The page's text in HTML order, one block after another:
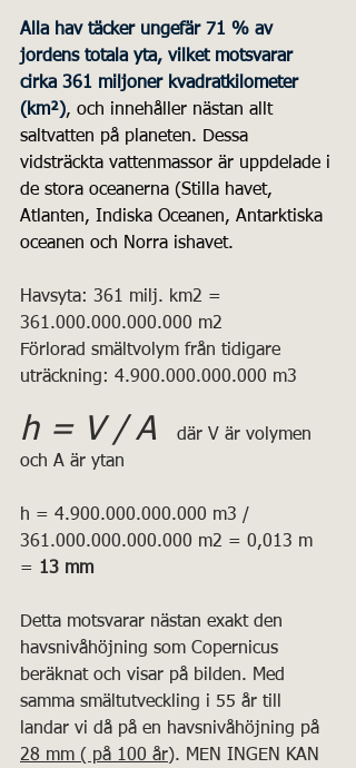
Alla hav täcker ungefär 71 % av
jordens totala yta, vilket motsvarar
cirka 361 miljoner kvadratkilometer
(km²), och innehåller nästan allt
saltvatten på planeten. Dessa
vidsträckta vattenmassor är uppdelade i
de stora oceanerna (Stilla havet,
Atlanten, Indiska Oceanen, Antarktiska
oceanen och Norra ishavet.
Havsyta: 361 milj. km2 =
361.000.000.000.000 m2
Förlorad smältvolym från tidigare
uträckning: 4.900.000.000.000 m3
h = V / A
där V är volymen
och A är ytan
h = 4.900.000.000.000 m3 /
361.000.000.000.000 m2 = 0,013 m
= 13 mm
Detta motsvarar nästan exakt den
havsnivåhöjning som Copernicus
beräknat och visar på bilden. Med
samma smältutveckling i 55 år till
landar vi då på en havsnivåhöjning på
28 mm ( på 100 år). MEN INGEN KAN